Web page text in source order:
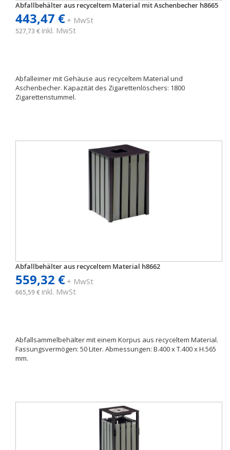
Abfallbehälter aus recyceltem Material mit Aschenbecher h8665
443,47 €+ MwSt
527,73 € inkl. MwSt
Abfalleimer mit Gehäuse aus recyceltem Material und
Aschenbecher. Kapazität des Zigarettenlöschers: 1800
Zigarettenstummel.
Abfallbehälter aus recyceltem Material h8662
559,32 €+ MwSt
665,59 € inkl. MwSt
Abfallsammelbehälter mit einem Korpus aus recyceltem Material.
Fassungsvermögen: 50 Liter. Abmessungen: B.400 x T.400 x H.565
mm.